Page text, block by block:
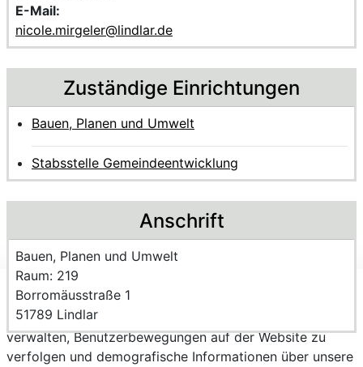
E-Mail:
nicole.mirgeler@lindlar.de
Zuständige Einrichtungen
Bauen, Planen und Umwelt
Stabsstelle Gemeindeentwicklung
Anschrift
Name der Einrichtung:
Bauen, Planen und Umwelt
Raum des Mitarbeitenden
Raum: 219
Strasse und Hausnummer
Borromäusstraße 1
PLZ und Ort
51789 Lindlar
Wir verwenden Cookies, um personalisierte Inhalte
bereitzustellen, Trends zu analysieren, die Website zu
verwalten, Benutzerbewegungen auf der Website zu
verfolgen und demografische Informationen über unsere